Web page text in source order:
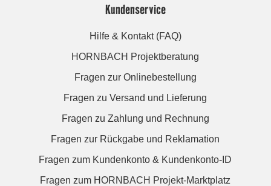
Kundenservice
Hilfe & Kontakt (FAQ)
HORNBACH Projektberatung
Fragen zur Onlinebestellung
Fragen zu Versand und Lieferung
Fragen zu Zahlung und Rechnung
Fragen zur Rückgabe und Reklamation
Fragen zum Kundenkonto & Kundenkonto-ID
Fragen zum HORNBACH Projekt-Marktplatz